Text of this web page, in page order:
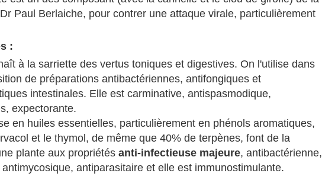
Paul Berlaiche, pour contrer une attaque virale, particulièrement
:
à la sarriette des vertus toniques et digestives. On l'utilise dans
de préparations antibactériennes, antifongiques et
intestinales. Elle est carminative, antispasmodique,
expectorante.
en huiles essentielles, particulièrement en phénols aromatiques,
et le thymol, de même que 40% de terpènes, font de la
plante aux propriétés anti-infectieuse majeure, antibactérienne,
antiparasitaire et elle est immunostimulante.